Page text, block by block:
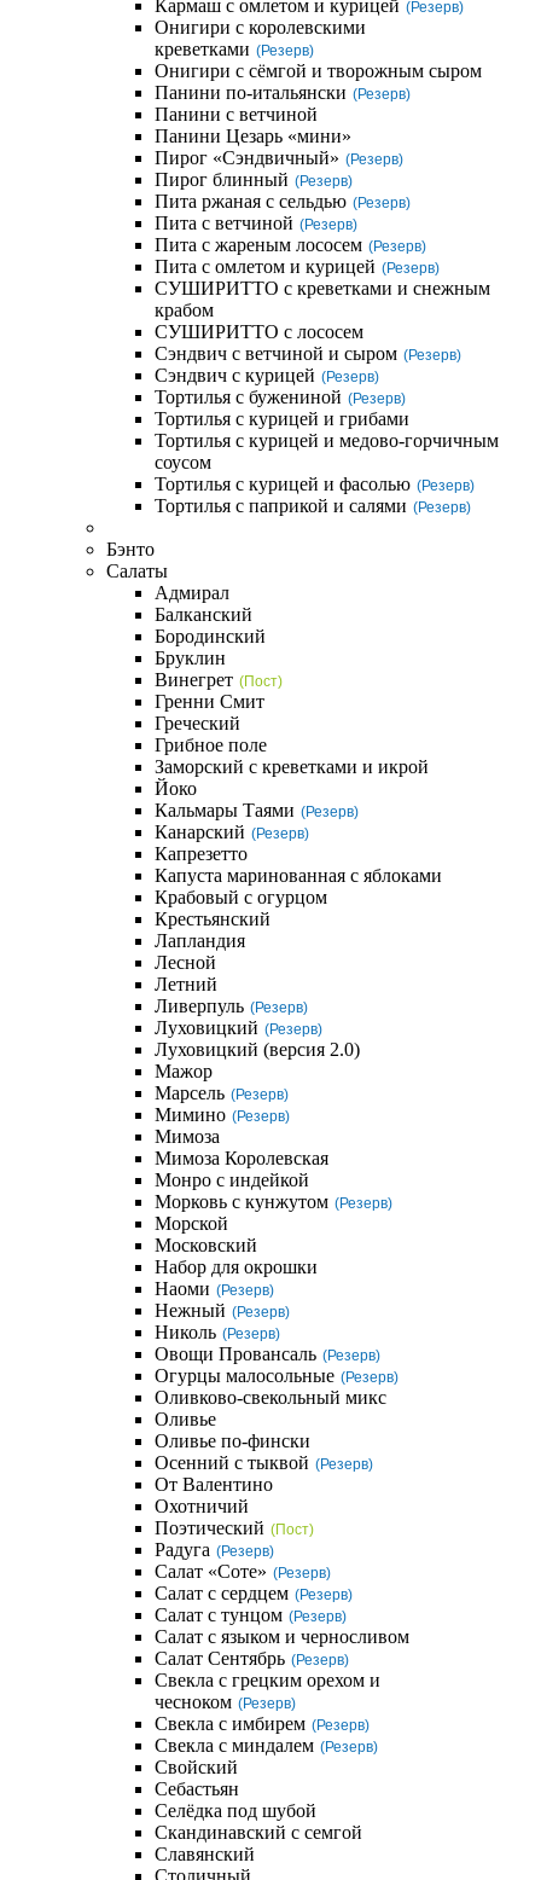
Кармаш с омлетом и курицей (Резерв)
Онигири с королевскими
креветками (Резерв)
Онигири с сёмгой и творожным сыром
Панини по-итальянски (Резерв)
Панини с ветчиной
Панини Цезарь «мини»
Пирог «Сэндвичный» (Резерв)
Пирог блинный (Резерв)
Пита ржаная с сельдью (Резерв)
Пита с ветчиной (Резерв)
Пита с жареным лососем (Резерв)
Пита с омлетом и курицей (Резерв)
СУШИРИТТО с креветками и снежным
крабом
СУШИРИТТО с лососем
Сэндвич с ветчиной и сыром (Резерв)
Сэндвич с курицей (Резерв)
Тортилья с бужениной (Резерв)
Тортилья с курицей и грибами
Тортилья с курицей и медово-горчичным
соусом
Тортилья с курицей и фасолью (Резерв)
Тортилья с паприкой и салями (Резерв)
Бэнто
Салаты
Адмирал
Балканский
Бородинский
Бруклин
Винегрет (Пост)
Гренни Смит
Греческий
Грибное поле
Заморский с креветками и икрой
Йоко
Кальмары Таями (Резерв)
Канарский (Резерв)
Капрезетто
Капуста маринованная с яблоками
Крабовый с огурцом
Крестьянский
Лапландия
Лесной
Летний
Ливерпуль (Резерв)
Луховицкий (Резерв)
Луховицкий (версия 2.0)
Мажор
Марсель (Резерв)
Мимино (Резерв)
Мимоза
Мимоза Королевская
Монро с индейкой
Морковь с кунжутом (Резерв)
Морской
Московский
Набор для окрошки
Наоми (Резерв)
Нежный (Резерв)
Николь (Резерв)
Овощи Провансаль (Резерв)
Огурцы малосольные (Резерв)
Оливково-свекольный микс
Оливье
Оливье по-фински
Осенний с тыквой (Резерв)
От Валентино
Охотничий
Поэтический (Пост)
Радуга (Резерв)
Салат «Соте» (Резерв)
Салат с сердцем (Резерв)
Салат с тунцом (Резерв)
Салат с языком и черносливом
Салат Сентябрь (Резерв)
Свекла с грецким орехом и
чесноком (Резерв)
Свекла с имбирем (Резерв)
Свекла с миндалем (Резерв)
Свойский
Себастьян
Селёдка под шубой
Скандинавский с семгой
Славянский
Столичный